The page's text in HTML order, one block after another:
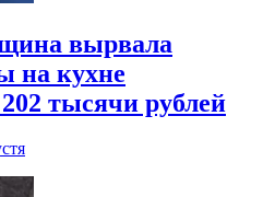
вырвала
на кухне
тысячи рублей